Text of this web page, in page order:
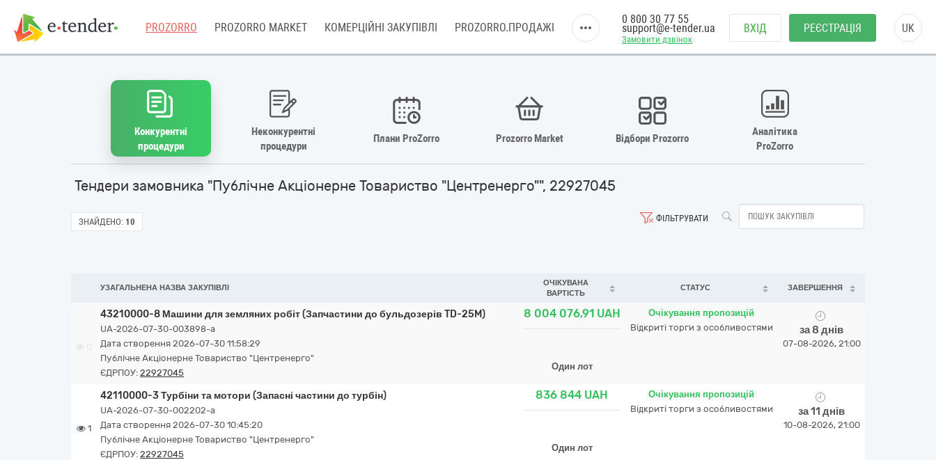
PROZORRO PROZORRO MARKET КОМЕРЦІЙНІ ЗАКУПІВЛІ PROZORRO.ПРОДАЖІ
Замовити дзвінок
0 800 30 77 55
support@e-tender.ua ВХІД РЕЄСТРАЦІЯ UK
Конкурентні
процедури
Неконкурентні
процедури
Плани ProZorro Prozorro Market Відбори Prozorro
Аналітика
ProZorro
Тендери замовника "Публічне Акціонерне Товариство "Центренерго"", 22927045
ФІЛЬТРУВАТИ
ЗНАЙДЕНО: 10
УЗАГАЛЬНЕНА НАЗВА ЗАКУПІВЛІ
ОЧІКУВАНА
ВАРТІСТЬ
СТАТУС ЗАВЕРШЕННЯ
43210000-8 Машини для земляних робіт (Запчастини до бульдозерів TD-25M)
UA-2026-07-30-003898-a
Дата створення 2026-07-30 11:58:29
Публічне Акціонерне Товариство "Центренерго"
ЄДРПОУ: 22927045
8 004 076,91 UAH
Один лот
Очікування пропозицій
Відкриті торги з особливостями
за 8 днів
07-08-2026, 21:00
1
42110000-3 Турбіни та мотори (Запасні частини до турбін)
UA-2026-07-30-002202-a
Дата створення 2026-07-30 10:45:20
Публічне Акціонерне Товариство "Центренерго"
ЄДРПОУ: 22927045
836 844 UAH
Один лот
Очікування пропозицій
Відкриті торги з особливостями
за 11 днів
10-08-2026, 21:00